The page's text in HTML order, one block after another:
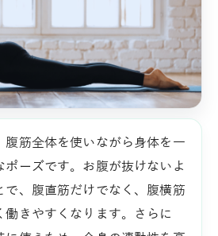
腹筋全体を使いながら身体を一
ポーズです。お腹が抜けないよ
で、腹直筋だけでなく、腹横筋
働きやすくなります。さらに